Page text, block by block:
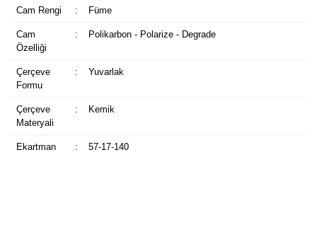
Cam Rengi : Füme
Cam
Özelliği
: Polikarbon - Polarize - Degrade
Çerçeve
Formu
: Yuvarlak
Çerçeve
Materyali
: Kemik
Ekartman : 57-17-140